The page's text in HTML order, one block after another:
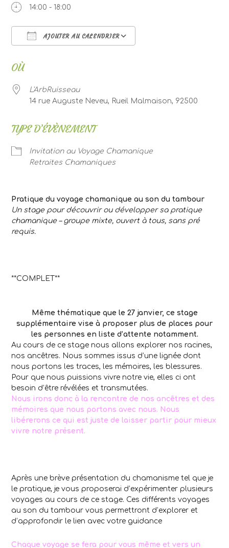
14:00 - 18:00
AJOUTER AU CALENDRIER
OÙ
L'ArbRuisseau
14 rue Auguste Neveu, Rueil Malmaison, 92500
TYPE D’ÉVÈNEMENT
Invitation au Voyage Chamanique
Retraites Chamaniques
Pratique du voyage chamanique au son du tambour
Un stage pour découvrir ou développer sa pratique
chamanique – groupe mixte, ouvert à tous, sans pré
requis.
**COMPLET**
Même thématique que le 27 janvier, ce stage
supplémentaire vise à proposer plus de places pour
les personnes en liste d’attente notamment.
Au cours de ce stage nous allons explorer nos racines,
nos ancêtres. Nous sommes issus d’une lignée dont
nous portons les traces, les mémoires, les blessures.
Pour que nous puissions vivre notre vie, elles ci ont
besoin d’être révélées et transmutées.
Nous irons donc à la rencontre de nos ancêtres et des
mémoires que nous portons avec nous. Nous
libérerons ce qui est juste de laisser partir pour mieux
vivre notre présent.
Après une brève présentation du chamanisme tel que je
le pratique, je vous proposerai d’expérimenter plusieurs
voyages au cours de ce stage. Ces différents voyages
au son du tambour vous permettront d’explorer et
d’approfondir le lien avec votre guidance
Chaque voyage se fera pour vous même et vers un